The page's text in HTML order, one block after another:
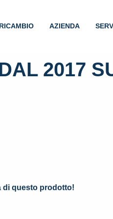
AZIENDA
2017
di questo prodotto!